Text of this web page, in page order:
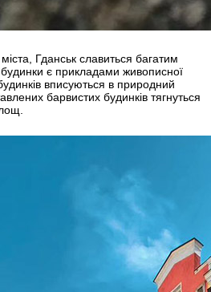
Гданськ славиться багатим
є прикладами живописної
вписуються в природний
барвистих будинків тягнуться